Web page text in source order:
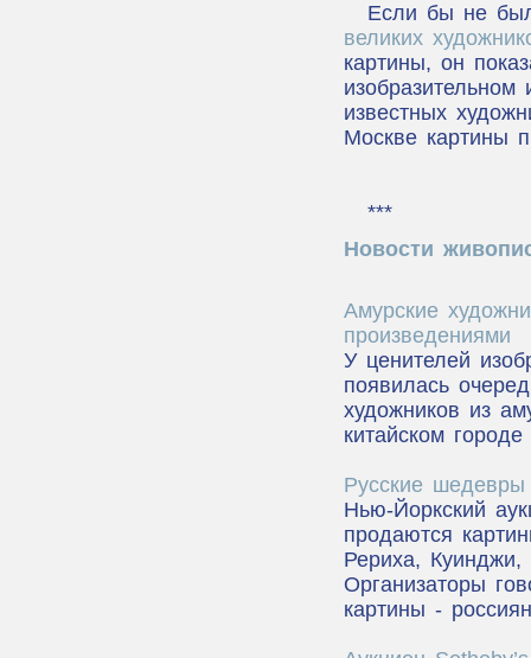
Если бы не
великих
картины, он
известных
Москве картины
***
Новости
Амурские
произведениями
У ценителей
появилась
художников из
китайском
Русские
Нью-Йоркский
продаются
Рериха,
Организаторы
картины -